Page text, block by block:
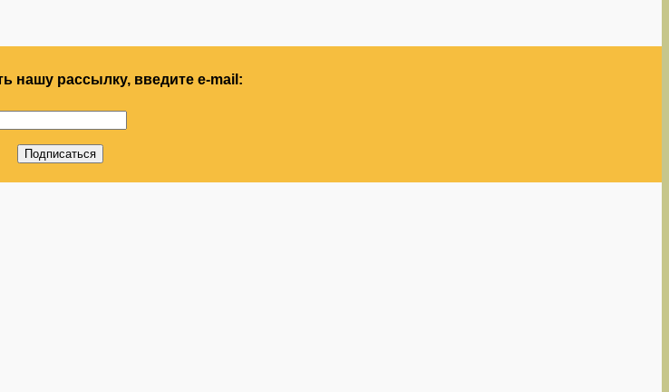
нашу рассылку, введите e-mail: